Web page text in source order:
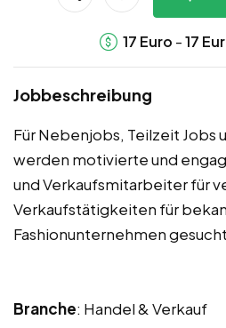
17 Euro -17
Jobbeschreibung
Für Nebenjobs, Teilzeit Jobs
werden motivierte und
und Verkaufsmitarbeiter für
Verkaufstätigkeiten für
Fashionunternehmen
Branche: Handel & Verkauf